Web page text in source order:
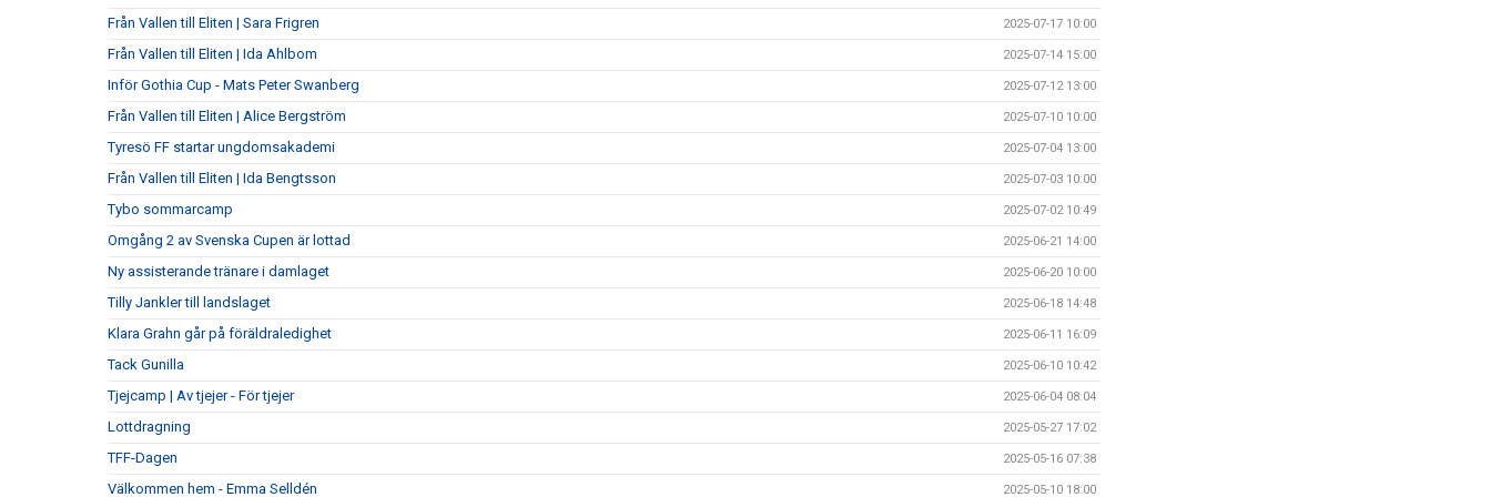
Från Vallen till Eliten | Sara Frigren 2025-07-17 10:00
Från Vallen till Eliten | Ida Ahlbom 2025-07-14 15:00
Inför Gothia Cup - Mats Peter Swanberg 2025-07-12 13:00
Från Vallen till Eliten | Alice Bergström 2025-07-10 10:00
Tyresö FF startar ungdomsakademi 2025-07-04 13:00
Från Vallen till Eliten | Ida Bengtsson 2025-07-03 10:00
Tybo sommarcamp 2025-07-02 10:49
Omgång 2 av Svenska Cupen är lottad 2025-06-21 14:00
Ny assisterande tränare i damlaget 2025-06-20 10:00
Tilly Jankler till landslaget 2025-06-18 14:48
Klara Grahn går på föräldraledighet 2025-06-11 16:09
Tack Gunilla 2025-06-10 10:42
Tjejcamp | Av tjejer - För tjejer 2025-06-04 08:04
Lottdragning 2025-05-27 17:02
TFF-Dagen 2025-05-16 07:38
Välkommen hem - Emma Selldén 2025-05-10 18:00